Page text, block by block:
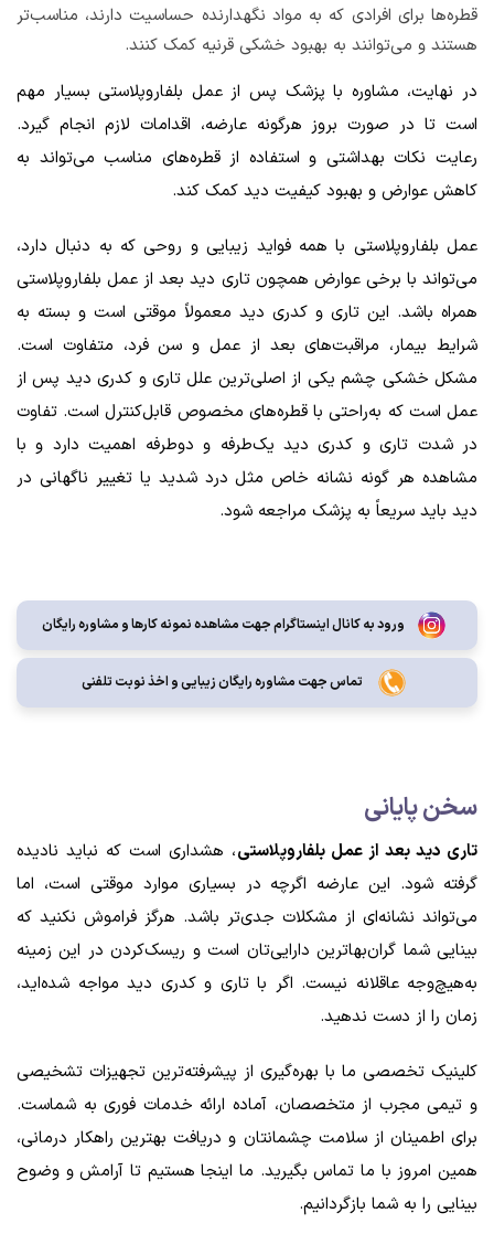
قطره‌ها برای افرادی که به مواد نگهدارنده حساسیت دارند، مناسب‌تر
هستند و می‌توانند به بهبود خشکی قرنیه کمک کنند.
در نهایت، مشاوره با پزشک پس از عمل بلفاروپلاستی بسیار مهم
است تا در صورت بروز هرگونه عارضه، اقدامات لازم انجام گیرد.
رعایت نکات بهداشتی و استفاده از قطره‌های مناسب می‌تواند به
کاهش عوارض و بهبود کیفیت دید کمک کند.
عمل بلفاروپلاستی با همه فواید زیبایی و روحی که به دنبال دارد،
می‌تواند با برخی عوارض همچون تاری دید بعد از عمل بلفاروپلاستی
همراه باشد. این تاری و کدری دید معمولاً موقتی است و بسته به
شرایط بیمار، مراقبت‌های بعد از عمل و سن فرد، متفاوت است.
مشکل خشکی چشم یکی از اصلی‌ترین علل تاری و کدری دید پس از
عمل است که به‌راحتی با قطره‌های مخصوص قابل‌کنترل است. تفاوت
در شدت تاری و کدری دید یک‌طرفه و دوطرفه اهمیت دارد و با
مشاهده هر گونه نشانه خاص مثل درد شدید یا تغییر ناگهانی در
دید باید سریعاً به پزشک مراجعه شود.
ورود به کانال اینستاگرام جهت مشاهده نمونه کارها و مشاوره رایگان
تماس جهت مشاوره رايگان زيبايی و اخذ نوبت تلفنی
سخن پایانی
تاری دید بعد از عمل بلفاروپلاستی، هشداری است که نباید نادیده
گرفته شود. این عارضه اگرچه در بسیاری موارد موقتی است، اما
می‌تواند نشانه‌ای از مشکلات جدی‌تر باشد. هرگز فراموش نکنید که
بینایی شما گران‌بهاترین دارایی‌تان است و ریسک‌کردن در این زمینه
به‌هیچ‌وجه عاقلانه نیست. اگر با تاری و کدری دید مواجه شده‌اید،
زمان را از دست ندهید.
کلینیک تخصصی ما با بهره‌گیری از پیشرفته‌ترین تجهیزات تشخیصی
و تیمی مجرب از متخصصان، آماده ارائه خدمات فوری به شماست.
برای اطمینان از سلامت چشمانتان و دریافت بهترین راهکار درمانی،
همین امروز با ما تماس بگیرید. ما اینجا هستیم تا آرامش و وضوح
بینایی را به شما بازگردانیم.